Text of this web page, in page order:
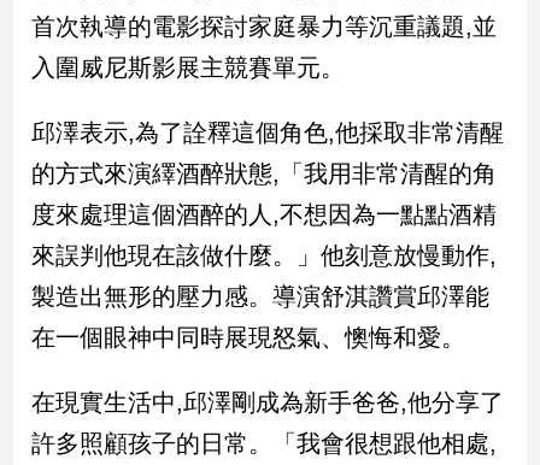
政
治
焦
品
點
民
調
國
會
點
觀
首次執導的電影探討家庭暴力等沉重議題,並
入圍威尼斯影展主競賽單元。
邱澤表示,為了詮釋這個角色,他採取非常清醒
的方式來演繹酒醉狀態,「我用非常清醒的角
度來處理這個酒醉的人,不想因為一點點酒精
來誤判他現在該做什麼。」他刻意放慢動作,
製造出無形的壓力感。導演舒淇讚賞邱澤能
在一個眼神中同時展現怒氣、懊悔和愛。
在現實生活中,邱澤剛成為新手爸爸,他分享了
許多照顧孩子的日常。「我會很想跟他相處,